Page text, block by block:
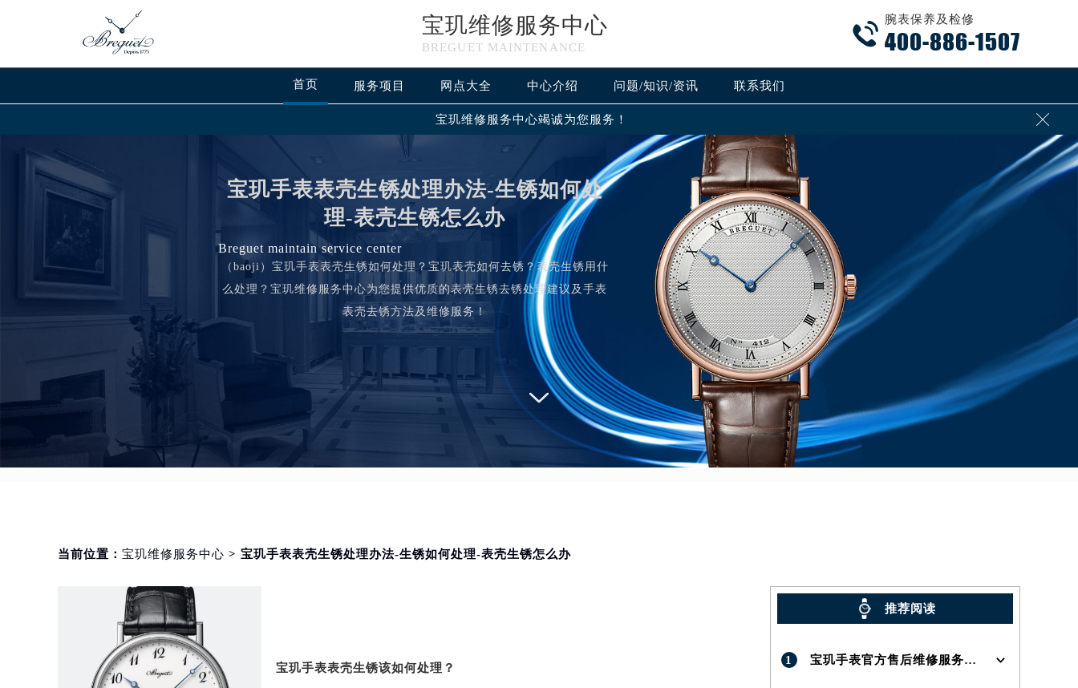
宝玑维修服务中心
BREGUET MAINTENANCE

腕表保养及检修
400-886-1507
首页 服务项目 网点大全 中心介绍 问题/知识/资讯 联系我们
宝玑维修服务中心竭诚为您服务！ 
宝玑手表表壳生锈处理办法-生锈如何处
理-表壳生锈怎么办
Breguet maintain service center
（baoji）宝玑手表表壳生锈如何处理？宝玑表壳如何去锈？表壳生锈用什
么处理？宝玑维修服务中心为您提供优质的表壳生锈去锈处理建议及手表
表壳去锈方法及维修服务！
当前位置： 宝玑维修服务中心 > 宝玑手表表壳生锈处理办法-生锈如何处理-表壳生锈怎么办
宝玑手表表壳生锈该如何处理？
推荐阅读
1 宝玑手表官方售后维修服务点地址在哪呢？